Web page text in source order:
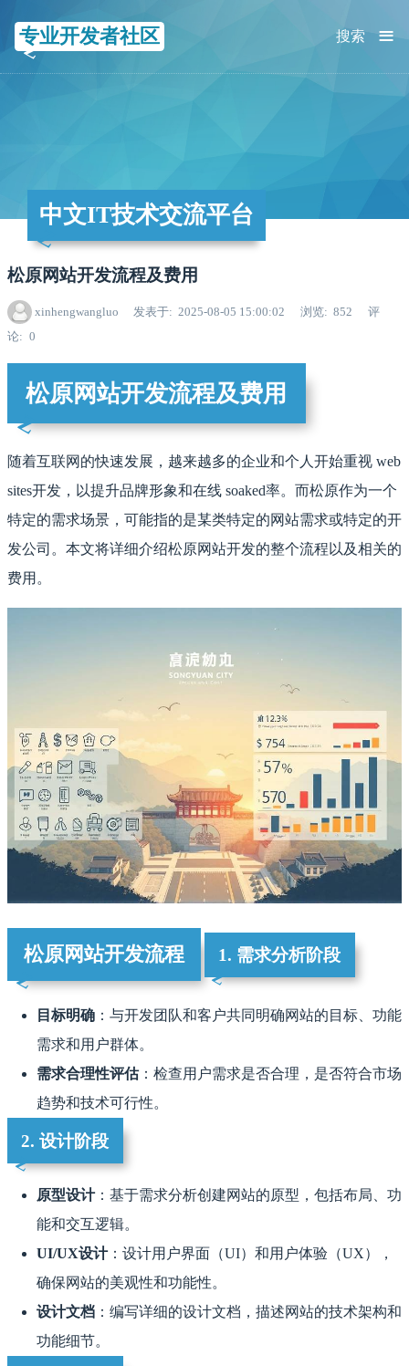
专业开发者社区 ≡
搜索
中文IT技术交流平台
松原网站开发流程及费用
xinhengwangluo 发表于 2025-08-05 15:00:02 浏览 852
评
论
0
松原网站开发流程及费用
随着互联网的快速发展，越来越多的企业和个人开始重视 web
sites开发，以提升品牌形象和在线 soaked率。而松原作为一个
特定的需求场景，可能指的是某类特定的网站需求或特定的开
发公司。本文将详细介绍松原网站开发的整个流程以及相关的
费用。
松原网站开发流程 1. 需求分析阶段
目标明确 ：与开发团队和客户共同明确网站的目标、功能
需求和用户群体。
需求合理性评估：检查用户需求是否合理，是否符合市场
趋势和技术可行性。
2. 设计阶段
原型设计：基于需求分析创建网站的原型，包括布局、功
能和交互逻辑。
UI/UX设计：设计用户界面（UI）和用户体验（UX），
确保网站的美观性和功能性。
设计文档 ：编写详细的设计文档，描述网站的技术架构和
功能细节。